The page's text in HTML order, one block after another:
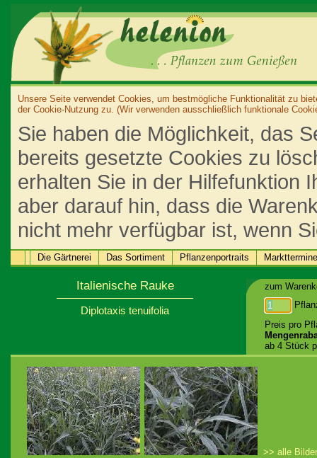
Unsere Seite verwendet Cookies, um bestmögliche Funktionalität zu
der Cookie-Nutzung zu. (Wir verwenden ausschließlich funktionale
Sie haben die Möglichkeit, das
bereits gesetzte Cookies zu
erhalten Sie in der Hilfefunktion
aber darauf hin, dass die
nicht mehr verfügbar ist, wenn
Die Gärtnerei Das Sortiment Pflanzenportraits Markttermine
Italienische Rauke
Diplotaxis tenuifolia
zum
Preis pro
ab 4 Stück
>> alle